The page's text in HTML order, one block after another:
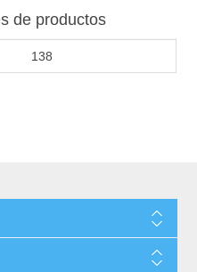
de productos
138